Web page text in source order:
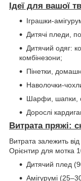
Ідеї для вашої
Іграшки-
Дитячі пледи,
Дитячий одяг:
комбінезони;
Пінетки,
Наволочки-
Шарфи, шапки,
Дорослі
Витрата пряжі:
Витрата залежить
Орієнтир для мотка
Дитячий плед
Амігурумі